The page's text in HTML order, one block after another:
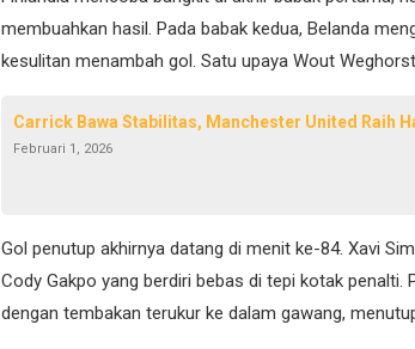
membuahkan hasil. Pada babak kedua, Belanda
kesulitan menambah gol. Satu upaya Wout
Carrick Bawa Stabilitas, Manchester United Raih
Februari 1, 2026
Gol penutup akhirnya datang di menit ke-84. Xavi
Cody Gakpo yang berdiri bebas di tepi kotak
dengan tembakan terukur ke dalam gawang,